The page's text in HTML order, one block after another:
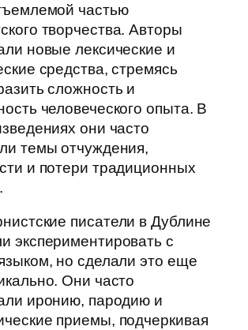
частью
творчества. Авторы
новые лексические и
средства, стремясь
сложность и
человеческого опыта. В
они часто
темы отчуждения,
и потери традиционных
писатели в Дублине
экспериментировать с
но сделали это еще
Они часто
иронию, пародию и
приемы, подчеркивая